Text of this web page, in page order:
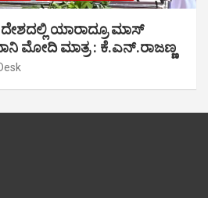
ಯಾರಾದ್ರೂ ಮಾಸ್
ಮೋದಿ ಮಾತ್ರ : ಕೆ.ಎನ್.ರಾಜಣ್ಣ